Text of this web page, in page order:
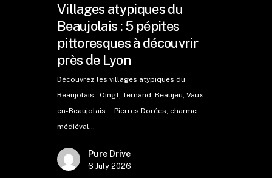
Villages atypiques du
Beaujolais : 5 pépites
pittoresques à découvrir
près de Lyon
Découvrez les villages atypiques du
Beaujolais : Oingt, Ternand, Beaujeu, Vaux-
en-Beaujolais... Pierres Dorées, charme
médiéval…
Pure Drive
6 July 2026